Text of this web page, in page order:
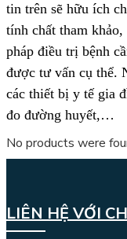
tin trên sẽ hữu ích
tính chất tham
pháp điều trị bệnh
được tư vấn cụ thể.
các thiết bị y tế gia
đo đường huyết,…
No products were
LIÊN HỆ VỚI